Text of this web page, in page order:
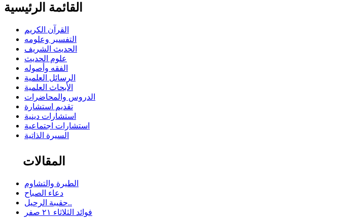
القائمة الرئيسية
القرآن الكريم
التفسير وعلومه
الحديث الشريف
علوم الحديث
الفقه وأصوله
الرسائل العلمية
الأبحاث العلمية
الدروس والمحاضرات
تقديم استشارة
استشارات دينية
استشارات اجتماعية
السيرة الذاتية
المقالات
الطيرة والتشاوم
دعاء الصباح
حقيبة الرحيل..
فوائد الثلاثاء ٢١ صفر